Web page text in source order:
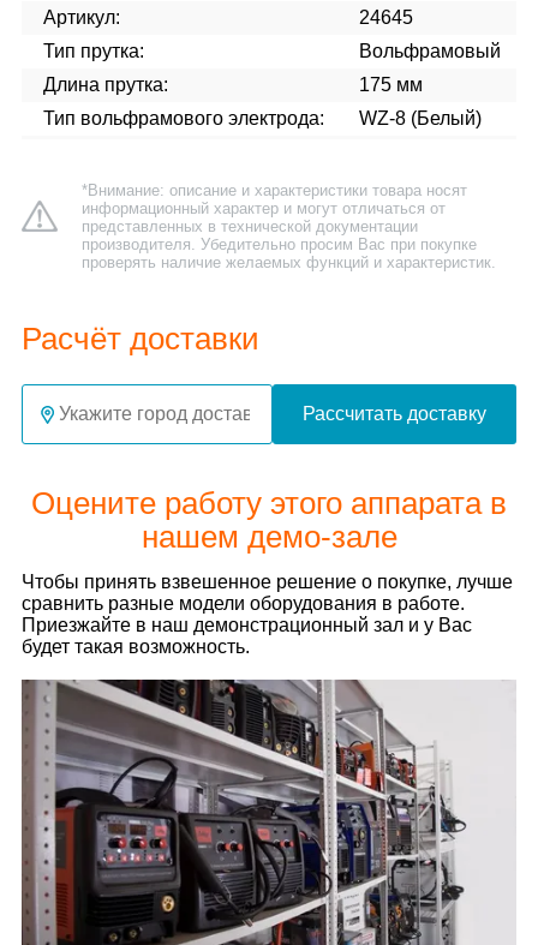
Артикул:
24645
Тип прутка:
Вольфрамовый
Длина прутка:
175 мм
Тип вольфрамового электрода:
WZ-8 (Белый)
*Внимание: описание и характеристики товара носят
информационный характер и могут отличаться от
представленных в технической документации
производителя. Убедительно просим Вас при покупке
проверять наличие желаемых функций и характеристик.
Расчёт доставки
Рассчитать доставку
Оцените работу этого аппарата в
нашем демо-зале
Чтобы принять взвешенное решение о покупке, лучше
сравнить разные модели оборудования в работе.
Приезжайте в наш демонстрационный зал и у Вас
будет такая возможность.